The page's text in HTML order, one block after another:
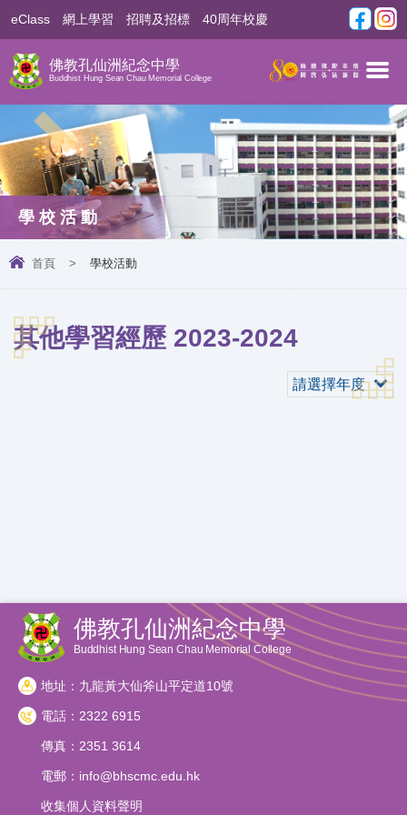
佛教孔仙洲紀念中學
Buddhist Hung Sean Chau Memorial College
eClass 網上學習 招聘及招標 40周年校慶
學校活動
首頁 > 學校活動
其他學習經歷 2023-2024
請選擇年度
佛教孔仙洲紀念中學
Buddhist Hung Sean Chau Memorial College
地址：九龍黃大仙斧山平定道10號
電話：2322 6915
傳真：2351 3614
電郵： info@bhscmc.edu.hk
收集個人資料聲明